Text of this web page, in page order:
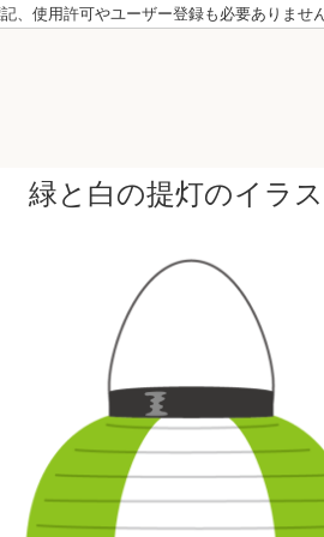
、使用許可やユーザー登録も必要ありません
緑と白の提灯のイラス